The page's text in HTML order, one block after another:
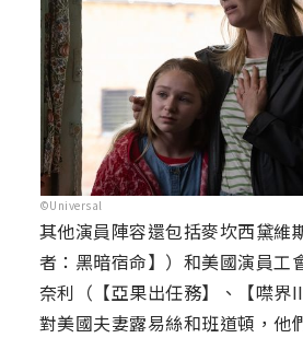
©Universal
其他演員陣容還包括麥坎西黛維
者：黑暗宿命】）和美國演員工
奈利（【亞果出任務】、【噤界
對美國夫妻露易絲和班道頓，他